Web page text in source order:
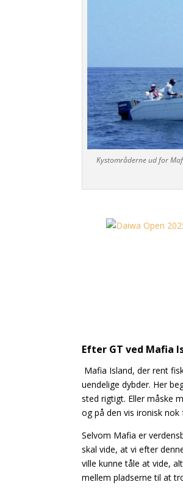
Kystområderne ud for
Efter GT ved Mafia
Mafia Island, der rent
uendelige dybder. Her
sted rigtigt. Eller måske
og på den vis ironisk
Selvom Mafia er
skal vide, at vi efter
ville kunne tåle at vide,
mellempladserne til at